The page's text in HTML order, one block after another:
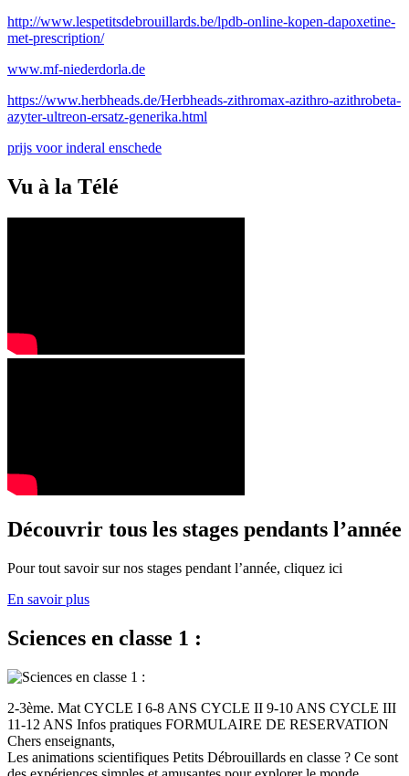
http://www.lespetitsdebrouillards.be/lpdb-online-kopen-dapoxetine-
met-prescription/
www.mf-niederdorla.de
https://www.herbheads.de/Herbheads-zithromax-azithro-azithrobeta-
azyter-ultreon-ersatz-generika.html
prijs voor inderal enschede
Vu à la Télé
Découvrir tous les stages pendants l’année
Pour tout savoir sur nos stages pendant l’année, cliquez ici
En savoir plus
Sciences en classe 1 :
2-3ème. Mat CYCLE I 6-8 ANS CYCLE II 9-10 ANS CYCLE III
11-12 ANS Infos pratiques FORMULAIRE DE RESERVATION
Chers enseignants,
Les animations scientifiques Petits Débrouillards en classe ? Ce sont